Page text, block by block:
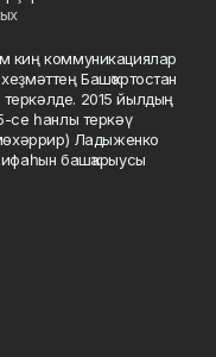
киң коммуникациялар
Башҡортостан
2015 йылдың
се һанлы теркәү
Ладыженко
башҡарыусы